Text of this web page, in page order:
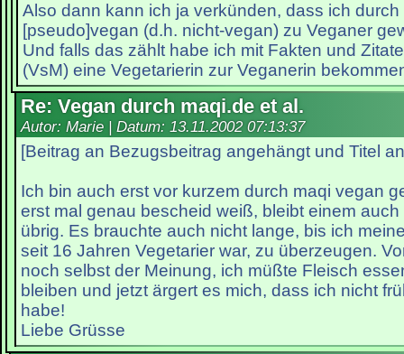
Also dann kann ich ja verkünden, dass ich durch
[pseudo]vegan (d.h. nicht-vegan) zu Veganer
Und falls das zählt habe ich mit Fakten und
(VsM) eine Vegetarierin zur Veganerin
Re: Vegan durch maqi.de et al.
Autor: Marie | Datum: 13.11.2002 07:13:37
[Beitrag an Bezugsbeitrag angehängt und Titel
Ich bin auch erst vor kurzem durch maqi vegan
erst mal genau bescheid weiß, bleibt einem
übrig. Es brauchte auch nicht lange, bis ich
seit 16 Jahren Vegetarier war, zu überzeugen.
noch selbst der Meinung, ich müßte Fleisch
bleiben und jetzt ärgert es mich, dass ich nicht
habe!
Liebe Grüsse